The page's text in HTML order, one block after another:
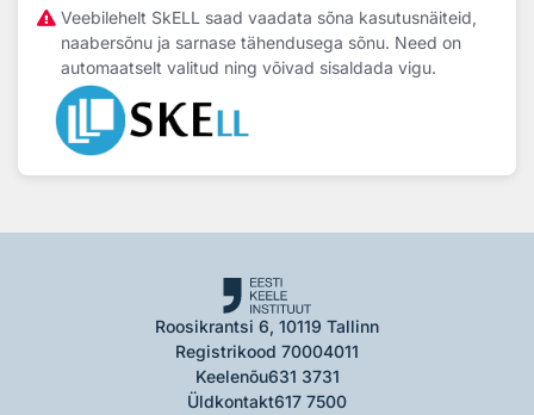
Veebilehelt SkELL saad vaadata sõna kasutusnäiteid,
naabersõnu ja sarnase tähendusega sõnu. Need on
automaatselt valitud ning võivad sisaldada vigu.
Roosikrantsi 6, 10119 Tallinn
Registrikood 70004011
Keelenõu631 3731
Üldkontakt617 7500